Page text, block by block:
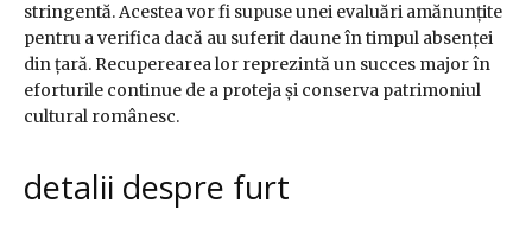
stringentă. Acestea vor fi supuse unei evaluări amănunțite
pentru a verifica dacă au suferit daune în timpul absenței
din țară. Recuperearea lor reprezintă un succes major în
eforturile continue de a proteja și conserva patrimoniul
cultural românesc.
detalii despre furt